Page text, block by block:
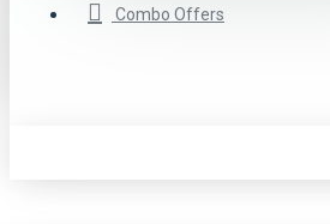
Combo Offers